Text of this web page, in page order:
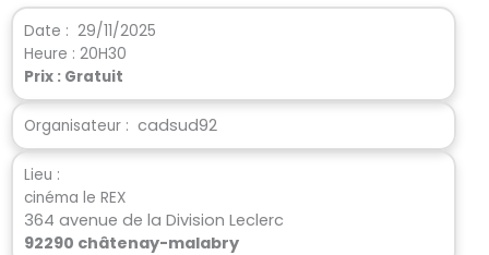
Date : 29/11/2025
Heure : 20H30
Prix : Gratuit
Organisateur : cadsud92
Lieu :
cinéma le REX
364 avenue de la Division Leclerc
92290 châtenay-malabry